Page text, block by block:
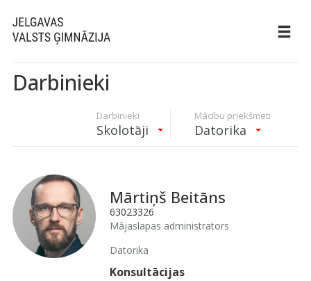
Darbinieki
Darbinieki
Skolotāji
Mācību priekšmeti
Datorika
Mārtiņš Beitāns
63023326
Mājaslapas administrators
Datorika
Konsultācijas